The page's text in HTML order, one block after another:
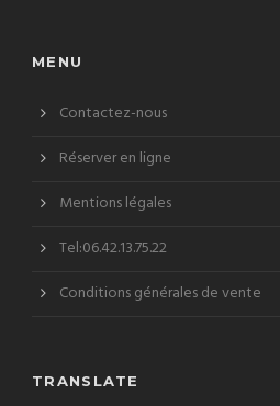
MENU
Contactez-nous
Réserver en ligne
Mentions légales
Tel:06.42.13.75.22
Conditions générales de vente
TRANSLATE